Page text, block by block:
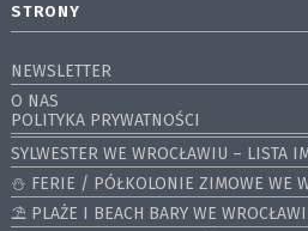
STRONY
NEWSLETTER
O NAS
POLITYKA PRYWATNOŚCI
SYLWESTER WE WROCŁAWIU – LISTA
⛄️ FERIE / PÓŁKOLONIE ZIMOWE WE
⛱️ PLAŻE I BEACH BARY WE